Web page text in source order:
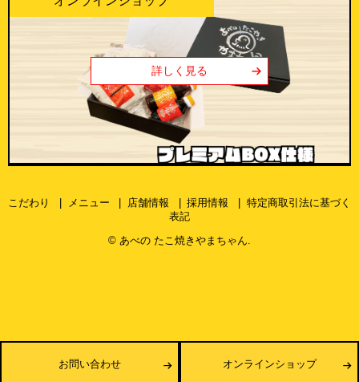
詳しく見る
こだわり メニュー 店舗情報 採用情報
特定商取引法に基づく
表記
© あべの たこ焼きやまちゃん
お問い合わせ オンラインショップ